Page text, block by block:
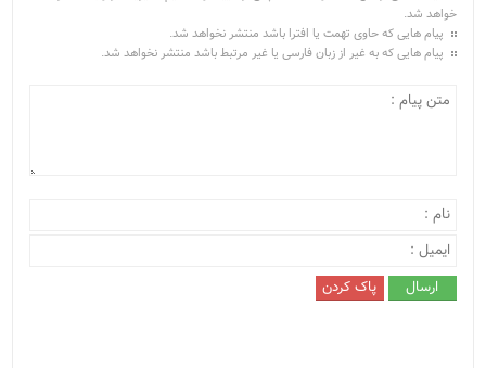
خواهد شد.
پیام هایی که حاوی تهمت یا افترا باشد منتشر نخواهد شد.
پیام هایی که به غیر از زبان فارسی یا غیر مرتبط باشد منتشر نخواهد شد.